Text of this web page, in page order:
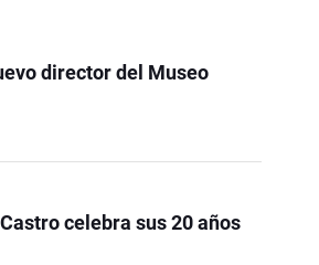
director del Museo
celebra sus 20 años